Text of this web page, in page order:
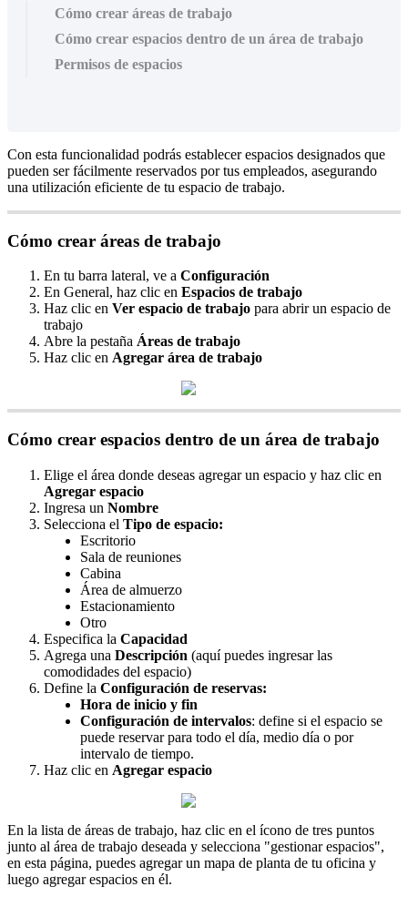
Cómo crear áreas de trabajo
Cómo crear espacios dentro de un área de trabajo
Permisos de espacios
Con esta funcionalidad podrás establecer espacios designados que
pueden ser fácilmente reservados por tus empleados, asegurando
una utilización eficiente de tu espacio de trabajo.
Cómo crear áreas de trabajo
En tu barra lateral, ve a Configuración
En General, haz clic en Espacios de trabajo
Haz clic en Ver espacio de trabajo para abrir un espacio de
trabajo
Abre la pestaña Áreas de trabajo
Haz clic en Agregar área de trabajo
Cómo crear espacios dentro de un área de trabajo
Elige el área donde deseas agregar un espacio y haz clic en
Agregar espacio
Ingresa un Nombre
Selecciona el Tipo de espacio:
Escritorio
Sala de reuniones
Cabina
Área de almuerzo
Estacionamiento
Otro
Especifica la Capacidad
Agrega una Descripción (aquí puedes ingresar las
comodidades del espacio)
Define la Configuración de reservas:
Hora de inicio y fin
Configuración de intervalos: define si el espacio se
puede reservar para todo el día, medio día o por
intervalo de tiempo.
Haz clic en Agregar espacio
En la lista de áreas de trabajo, haz clic en el ícono de tres puntos
junto al área de trabajo deseada y selecciona "gestionar espacios",
en esta página, puedes agregar un mapa de planta de tu oficina y
luego agregar espacios en él.